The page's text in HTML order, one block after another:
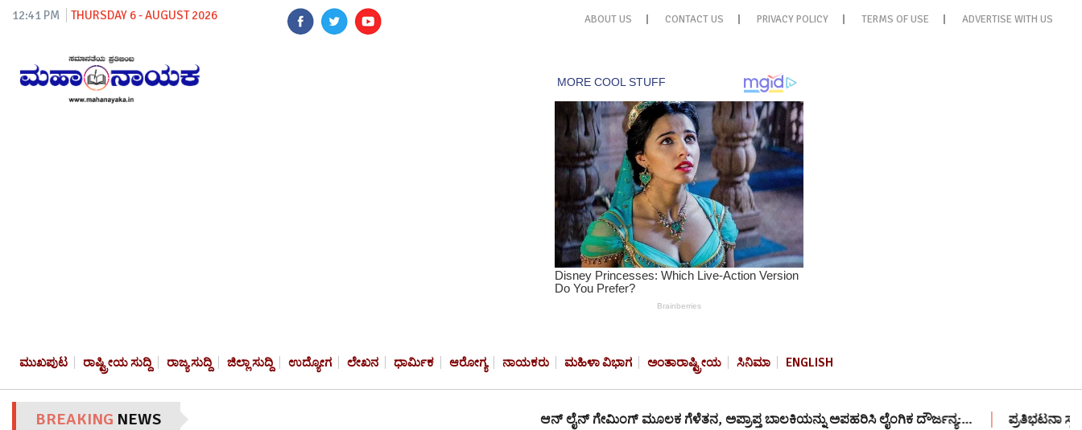
12:41 PM THURSDAY 6 - AUGUST 2026 ABOUT US CONTACT US PRIVACY POLICY TERMS OF USE ADVERTISE WITH US
ಮುಖಪುಟ ರಾಷ್ಟ್ರೀಯ ಸುದ್ದಿ ರಾಜ್ಯ ಸುದ್ದಿ ಜಿಲ್ಲಾ ಸುದ್ದಿ ಉದ್ಯೋಗ ಲೇಖನ ಧಾರ್ಮಿಕ ಆರೋಗ್ಯ ನಾಯಕರು ಮಹಿಳಾ ವಿಭಾಗ ಅಂತಾರಾಷ್ಟ್ರೀಯ ಸಿನಿಮಾ ENGLISH
BREAKING NEWS ಆನ್‌ ಲೈನ್ ಗೇಮಿಂಗ್‌ ಮೂಲಕ ಗೆಳೆತನ, ಅಪ್ರಾಪ್ತ ಬಾಲಕಿಯನ್ನು ಅಪಹರಿಸಿ ಲೈಂಗಿಕ ದೌರ್ಜನ್ಯ:… ಪ್ರತಿಭಟನಾ